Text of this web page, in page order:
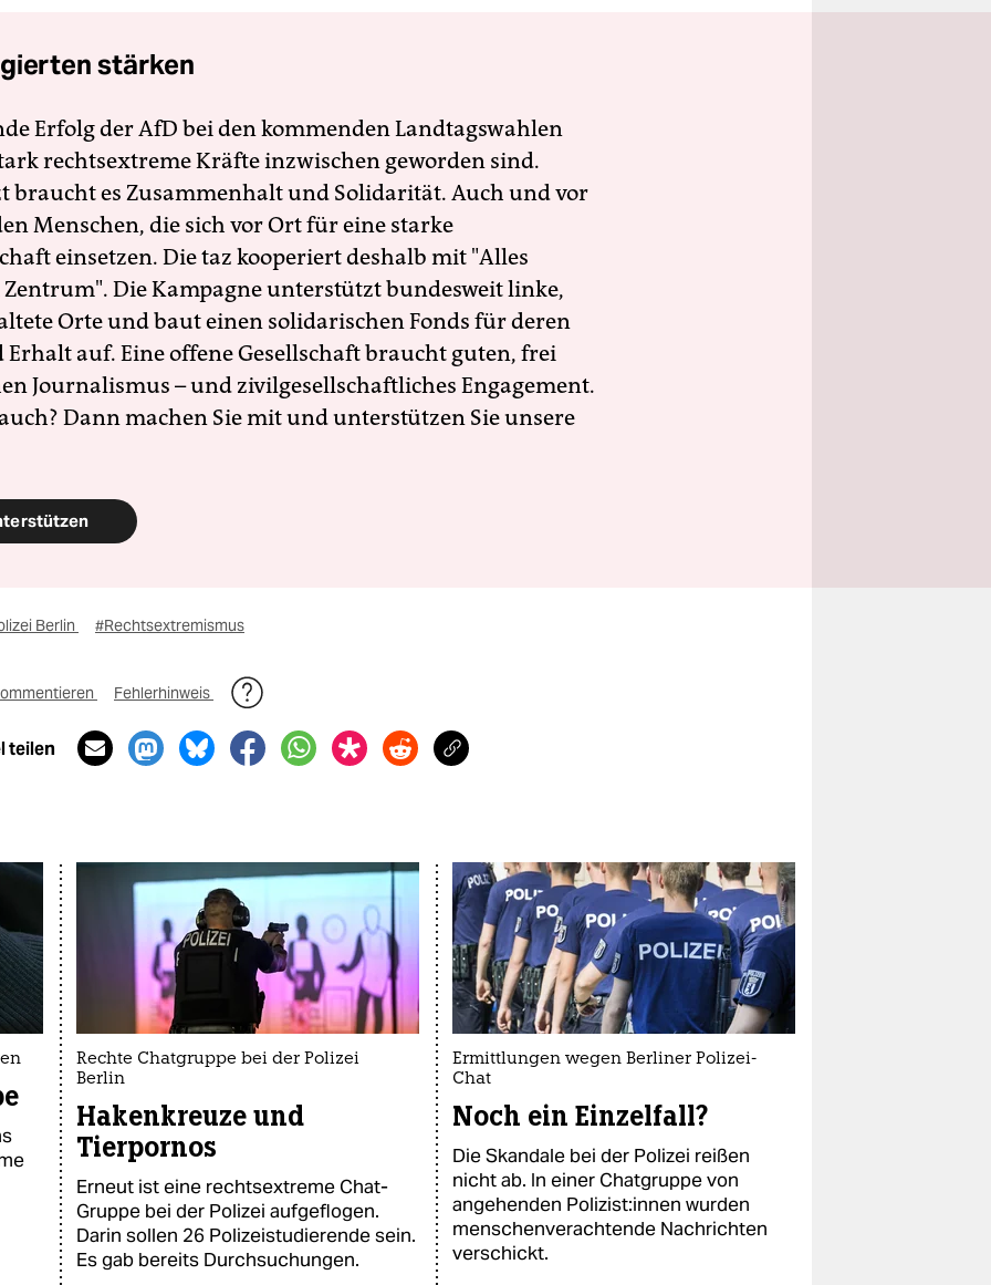
stärken
Erfolg der AfD bei den kommenden Landtagswahlen
rechtsextreme Kräfte inzwischen geworden sind.
braucht es Zusammenhalt und Solidarität. Auch und vor
Menschen, die sich vor Ort für eine starke
einsetzen. Die taz kooperiert deshalb mit "Alles
Die Kampagne unterstützt bundesweit linke,
Orte und baut einen solidarischen Fonds für deren
Erhalt auf. Eine offene Gesellschaft braucht guten, frei
Journalismus – und zivilgesellschaftliches Engagement.
Dann machen Sie mit und unterstützen Sie unsere
Berlin #Rechtsextremismus
Fehlerhinweis
teilen
Rechte Chatgruppe bei der Polizei
Berlin
Hakenkreuze und
Tierpornos
Erneut ist eine rechtsextreme Chat-
Gruppe bei der Polizei aufgeflogen.
Darin sollen 26 Polizeistudierende sein.
Es gab bereits Durchsuchungen.
Ermittlungen wegen Berliner Polizei-
Chat
Noch ein Einzelfall?
Die Skandale bei der Polizei reißen
nicht ab. In einer Chatgruppe von
angehenden Polizist:innen wurden
menschenverachtende Nachrichten
verschickt.